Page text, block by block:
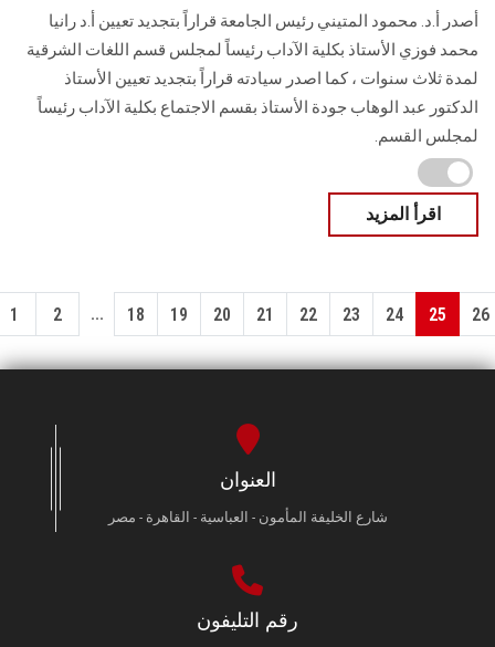
أصدر أ.د. محمود المتيني رئيس الجامعة قراراً بتجديد تعيين أ.د رانيا
محمد فوزي الأستاذ بكلية الآداب رئيساً لمجلس قسم اللغات الشرقية
لمدة ثلاث سنوات ، كما اصدر سيادته قراراً بتجديد تعيين الأستاذ
الدكتور عبد الوهاب جودة الأستاذ بقسم الاجتماع بكلية الآداب رئيساً
لمجلس القسم.
اقرأ المزيد
1 2 ... 18 19 20 21 22 23 24 25 26
العنوان
شارع الخليفة المأمون - العباسية - القاهرة - مصر
رقم التليفون